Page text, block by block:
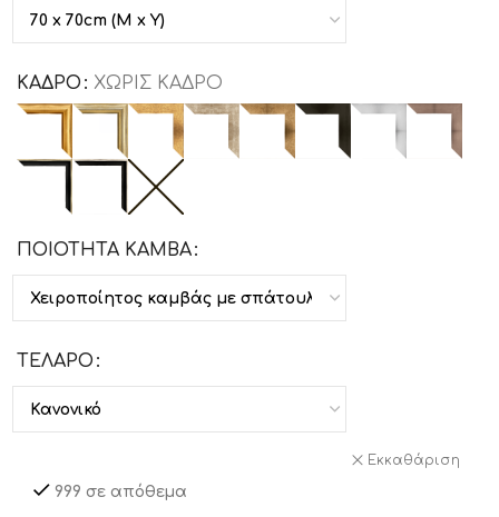
ΚΑΔΡΟ ΧΩΡΙΣ ΚΑΔΡΟ
ΠΟΙΟΤΗΤΑ ΚΑΜΒΑ
ΤΕΛΑΡΟ
Εκκαθάριση
999 σε απόθεμα